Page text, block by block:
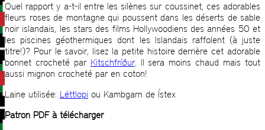
Quel rapport y a-t-il entre les silènes sur coussinet, ces adorables
fleurs roses de montagne qui poussent dans les déserts de sable
noir islandais, les stars des films Hollywoodiens des années 50 et
les piscines géothermiques dont les Islandais raffolent (à juste
titre!)? Pour le savoir, lisez la petite histoire derrière cet adorable
bonnet crocheté par Kitschfríður. Il sera moins chaud mais tout
aussi mignon crocheté par en coton!
Laine utilisée: Léttlopi ou Kambgarn de Ístex
Patron PDF à télécharger